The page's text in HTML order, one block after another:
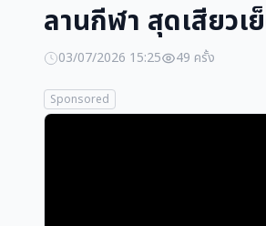
ลานกีฬา สุดเสียว
03/07/2026 15:25 49 ครั้ง
Sponsored